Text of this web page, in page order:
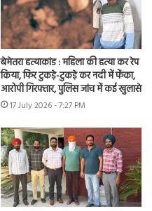
बेमेतरा हत्याकांड : महिला की हत्या कर रेप
किया, फिर टुकड़े-टुकड़े कर नदी में फेंका,
आरोपी गिरफ्तार, पुलिस जांच में कई खुलासे
17 July 2026 - 7:27 PM